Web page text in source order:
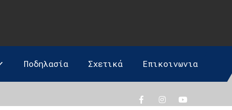
Ποδηλασία Σχετικά Επικοινωνια